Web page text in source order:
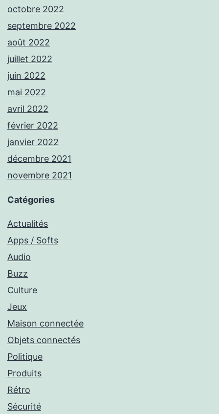
octobre 2022
septembre 2022
août 2022
juillet 2022
juin 2022
mai 2022
avril 2022
février 2022
janvier 2022
décembre 2021
novembre 2021
Catégories
Actualités
Apps / Softs
Audio
Buzz
Culture
Jeux
Maison connectée
Objets connectés
Politique
Produits
Rétro
Sécurité